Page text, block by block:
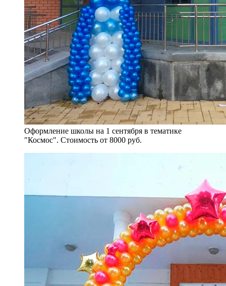
Оформление школы на 1 сентября в тематике
"Космос". Стоимость от 8000 руб.